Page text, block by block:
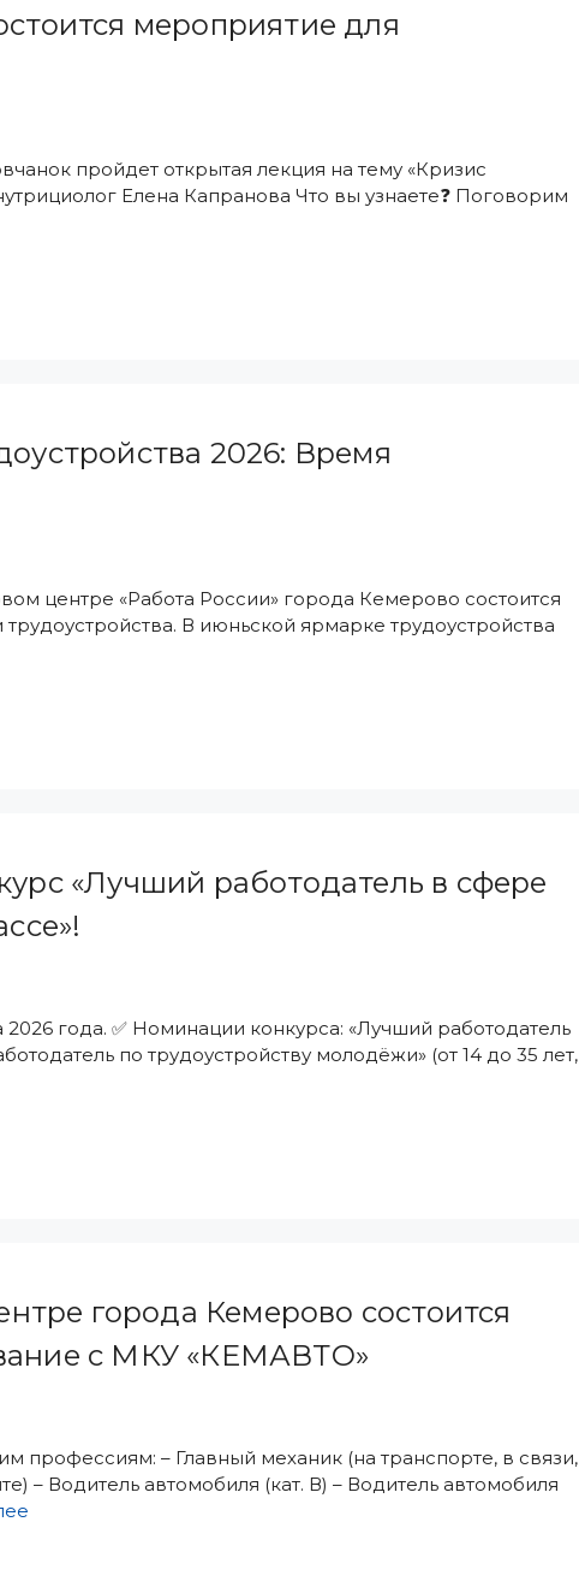
мероприятие для
пройдет открытая лекция на тему «Кризис
Елена Капранова Что вы узнаете❓ Поговорим
2026: Время
центре «Работа России» города Кемерово состоится
В июньской ярмарке трудоустройства
«Лучший работодатель в сфере
года. ✅ Номинации конкурса: «Лучший работодатель
по трудоустройству молодёжи» (от 14 до 35 лет,
города Кемерово состоится
с МКУ «КЕМАВТО»
профессиям: – Главный механик (на транспорте, в связи,
– Водитель автомобиля (кат. В) – Водитель автомобиля